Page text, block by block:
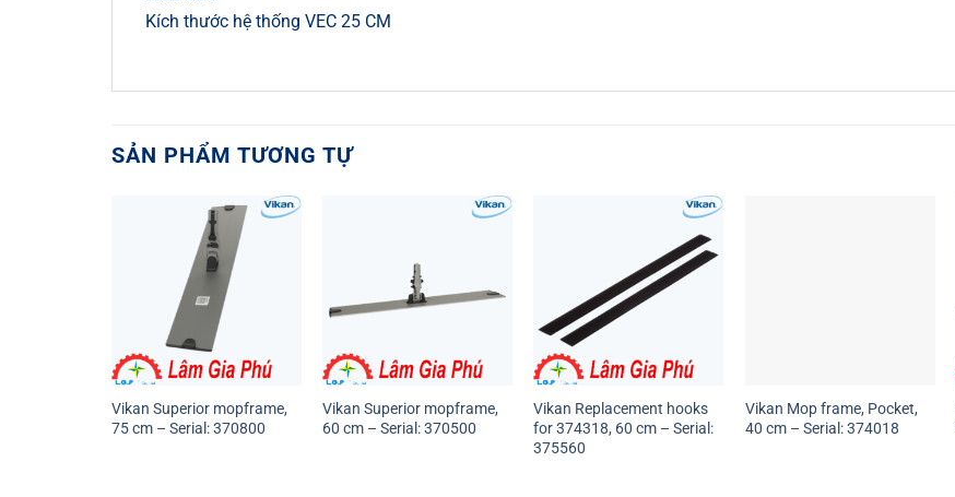
Kích thước hệ thống VEC 25 CM
SẢN PHẨM TƯƠNG TỰ
Vikan Superior mopframe,
75 cm – Serial: 370800
Vikan Superior mopframe,
60 cm – Serial: 370500
Vikan Replacement hooks
for 374318, 60 cm – Serial:
375560
Vikan Mop frame, Pocket,
40 cm – Serial: 374018